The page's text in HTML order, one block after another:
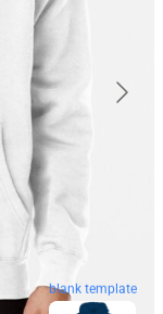
blank template